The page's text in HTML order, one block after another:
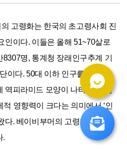
고령화는 한국의 초고령사회 진
인이다. 이들은 올해 51~70살로
명, 통계청 장래인구추계 기
이다. 50대 이하 인구를 10살 단
역피라미드 모양이 나타난다. 인
영향력이 크다는 의미에서 ‘인
다. 베이비부머의 고령화는 장기
.